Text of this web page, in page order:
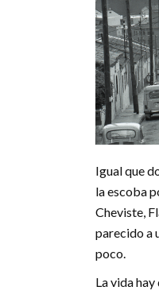
Igual que
la escoba
Cheviste,
parecido a
poco.
La vida